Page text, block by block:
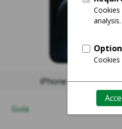
iPhone 12 Pro Max
Guía